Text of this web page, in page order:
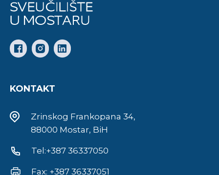
KONTAKT
Zrinskog Frankopana 34,
88000 Mostar, BiH
Tel:+387 36337050
Fax: +387 36337051